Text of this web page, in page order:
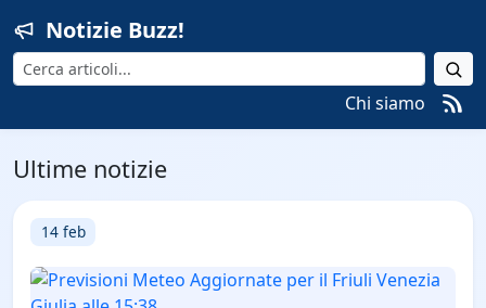
Notizie Buzz!
Cerca
Chi siamo
Ultime notizie
14 feb